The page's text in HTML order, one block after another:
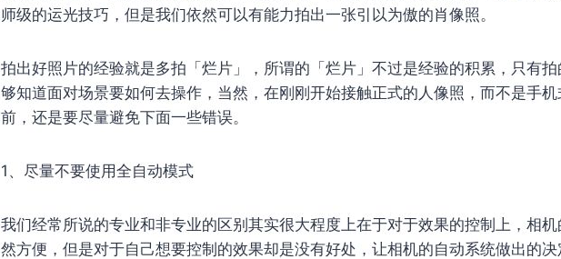
师级的运光技巧，但是我们依然可以有能力拍出一张引以为傲的肖像照。
拍出好照片的经验就是多拍「烂片」，所谓的「烂片」不过是经验的积累，只有
够知道面对场景要如何去操作，当然，在刚刚开始接触正式的人像照，而不是手机
前，还是要尽量避免下面一些错误。
1、尽量不要使用全自动模式
我们经常所说的专业和非专业的区别其实很大程度上在于对于效果的控制上，相机
然方便，但是对于自己想要控制的效果却是没有好处，让相机的自动系统做出的